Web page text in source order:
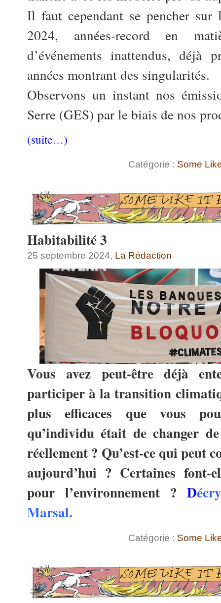
Il faut cependant se pencher
2024, années-record en
d’événements inattendus, déjà
années montrant des singularités.
Observons un instant nos
Serre (GES) par le biais de nos
(suite…)
Catégorie : Some
Habitabilité 3
25 septembre 2024, La Rédaction
Vous avez peut-être déjà
participer à la transition
plus efficaces que vous
qu’individu était de changer
réellement ? Qu’est-ce qui peut
aujourd’hui ? Certaines font-
pour l’environnement ?D
Marsal.
Catégorie : Some